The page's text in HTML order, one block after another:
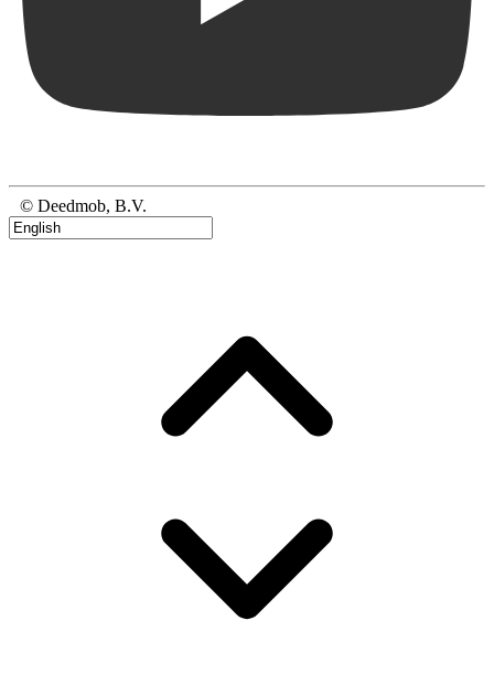
© Deedmob, B.V.